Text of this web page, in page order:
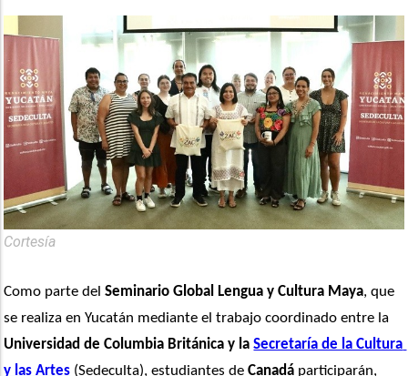
Cortesía
Como parte del Seminario Global Lengua y Cultura Maya, que
Universidad de Columbia Británica y la Secretaría de la Cultura
y las Artes (Sedeculta), estudiantes de Canadá participarán,